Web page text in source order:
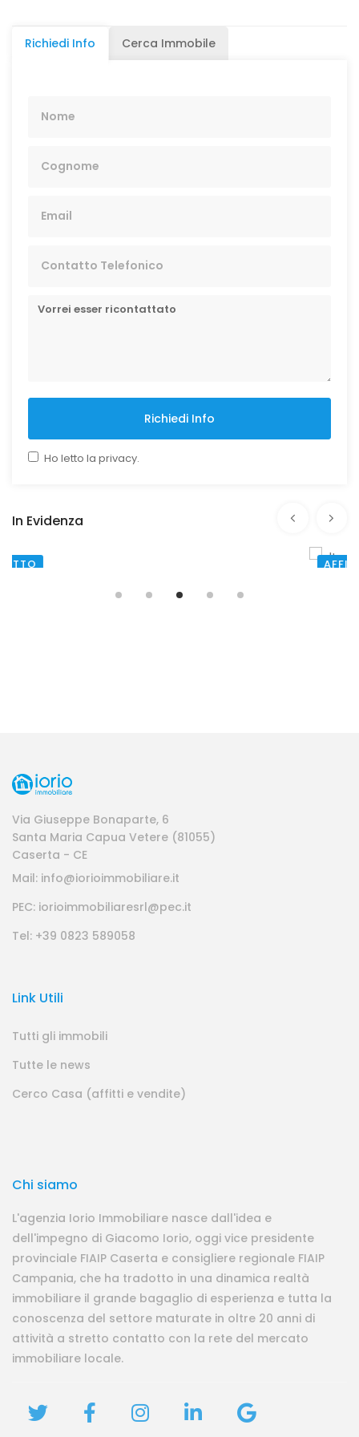
Richiedi Info Cerca Immobile
Richiedi Info
Ho letto la privacy.
In Evidenza
AFFITTO
Via Giuseppe Bonaparte, 6
Santa Maria Capua Vetere (81055)
Caserta - CE
Mail: info@iorioimmobiliare.it
PEC: iorioimmobiliaresrl@pec.it
Tel: +39 0823 589058
Link Utili
Tutti gli immobili
Tutte le news
Cerco Casa (affitti e vendite)
Chi siamo
L'agenzia Iorio Immobiliare nasce dall'idea e
dell'impegno di Giacomo Iorio, oggi vice presidente
provinciale FIAIP Caserta e consigliere regionale FIAIP
Campania, che ha tradotto in una dinamica realtà
immobiliare il grande bagaglio di esperienza e tutta la
conoscenza del settore maturate in oltre 20 anni di
attività a stretto contatto con la rete del mercato
immobiliare locale.